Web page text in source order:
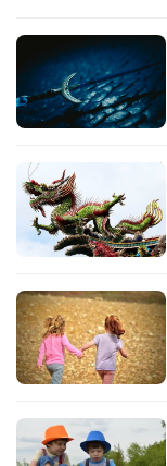
业
项
目
视
频
号
淘
宝
分
享
六、进货加
把所有流量
爆款，一年照顾好
七、线下实
代理金额和
度。这类店主不太
淘宝帮他卖。多合
多了。这个价格有
异化，不像网络代
八、工厂代